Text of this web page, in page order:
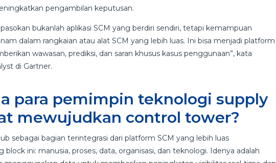
pengambilan keputusan.
bukanlah aplikasi SCM yang berdiri sendiri, tetapi kemampuan
dalam rangkaian atau alat SCM yang lebih luas. Ini bisa menjadi platform
wawasan, prediksi, dan saran khusus kasus penggunaan”, kata
di Gartner.
para pemimpin teknologi supply
mewujudkan control tower?
sebagai bagian terintegrasi dari platform SCM yang lebih luas
ini: manusia, proses, data, organisasi, dan teknologi. Idenya adalah